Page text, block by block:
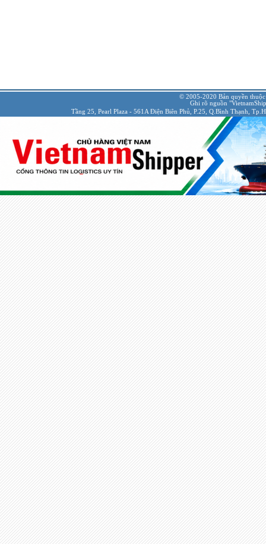
© 2005-2020 Bản quyền
Ghi rõ nguồn
Tầng 25, Pearl Plaza - 561A Điện Biên Phủ, P.25, Q.Bình Thạnh,